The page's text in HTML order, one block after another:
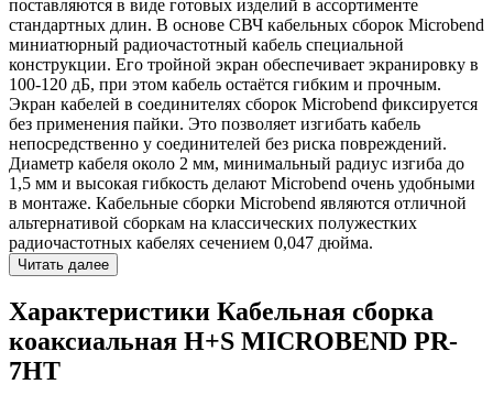
поставляются в виде готовых изделий в ассортименте
стандартных длин. В основе СВЧ кабельных сборок Microbend
миниатюрный радиочастотный кабель специальной
конструкции. Его тройной экран обеспечивает экранировку в
100-120 дБ, при этом кабель остаётся гибким и прочным.
Экран кабелей в соединителях сборок Miсrobend фиксируется
без применения пайки. Это позволяет изгибать кабель
непосредственно у соединителей без риска повреждений.
Диаметр кабеля около 2 мм, минимальный радиус изгиба до
1,5 мм и высокая гибкость делают Microbend очень удобными
в монтаже. Кабельные сборки Microbend являются отличной
альтернативой сборкам на классических полужестких
радиочастотных кабелях сечением 0,047 дюйма.
Читать далее
Характеристики Кабельная сборка
коаксиальная H+S MICROBEND PR-
7HT